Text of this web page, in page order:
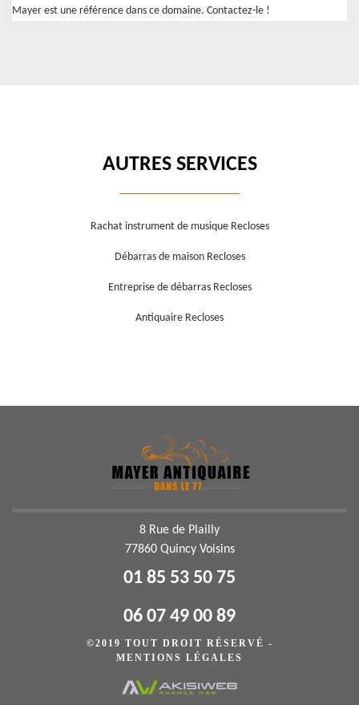
Mayer est une référence dans ce domaine. Contactez-le !
AUTRES SERVICES
Rachat instrument de musique Recloses
Débarras de maison Recloses
Entreprise de débarras Recloses
Antiquaire Recloses
8 Rue de Plailly
77860 Quincy Voisins
01 85 53 50 75
06 07 49 00 89
©2019 TOUT DROIT RÉSERVÉ -
MENTIONS LÉGALES